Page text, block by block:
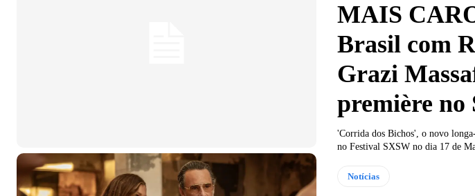
MAIS
Brasil com
Grazi
première no
'Corrida dos Bichos', o novo
no Festival SXSW no dia 17 de
Notícias